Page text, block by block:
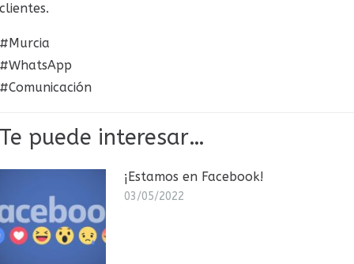
clientes.
#Murcia
#WhatsApp
#Comunicación
Te puede interesar…
¡Estamos en Facebook!
03/05/2022